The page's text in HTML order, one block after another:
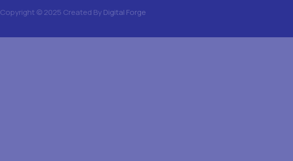
Copyright © 2025 Created ByDigital Forge